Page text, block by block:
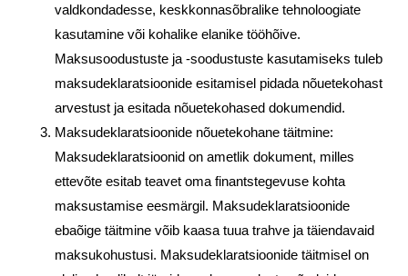
valdkondadesse, keskkonnasõbralike tehnoloogiate
kasutamine või kohalike elanike tööhõive.
Maksusoodustuste ja -soodustuste kasutamiseks tuleb
maksudeklaratsioonide esitamisel pidada nõuetekohast
arvestust ja esitada nõuetekohased dokumendid.
Maksudeklaratsioonide nõuetekohane täitmine:
Maksudeklaratsioonid on ametlik dokument, milles
ettevõte esitab teavet oma finantstegevuse kohta
maksustamise eesmärgil. Maksudeklaratsioonide
ebaõige täitmine võib kaasa tuua trahve ja täiendavaid
maksukohustusi. Maksudeklaratsioonide täitmisel on